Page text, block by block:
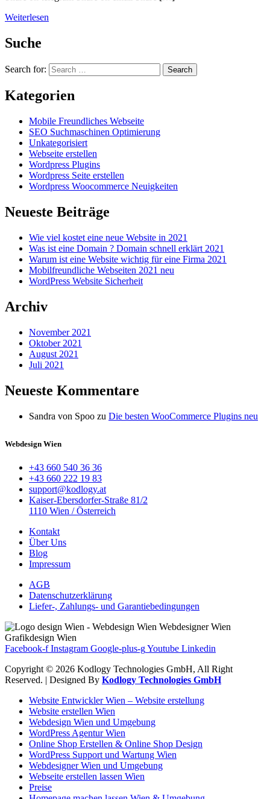
Weiterlesen
Suche
Search for: Search
Kategorien
Mobile Freundliches Webseite
SEO Suchmaschinen Optimierung
Unkategorisiert
Webseite erstellen
Wordpress Plugins
Wordpress Seite erstellen
Wordpress Woocommerce Neuigkeiten
Neueste Beiträge
Wie viel kostet eine neue Website in 2021
Was ist eine Domain ? Domain schnell erklärt 2021
Warum ist eine Website wichtig für eine Firma 2021
Mobilfreundliche Webseiten 2021 neu
WordPress Website Sicherheit
Archiv
November 2021
Oktober 2021
August 2021
Juli 2021
Neueste Kommentare
Sandra von Spoo zu Die besten WooCommerce Plugins neu
Webdesign Wien
+43 660 540 36 36
+43 660 222 19 83
support@kodlogy.at
Kaiser-Ebersdorfer-Straße 81/2
1110 Wien / Österreich
Kontakt
Über Uns
Blog
Impressum
AGB
Datenschutzerklärung
Liefer-, Zahlungs- und Garantiebedingungen
Facebook-f Instagram Google-plus-gYoutube Linkedin
Copyright © 2026 Kodlogy Technologies GmbH, All Right
Reserved. | Designed By Kodlogy Technologies GmbH
Website Entwickler Wien – Website erstellung
Website erstellen Wien
Webdesign Wien und Umgebung
WordPress Agentur Wien
Online Shop Erstellen & Online Shop Design
WordPress Support und Wartung Wien
Webdesigner Wien und Umgebung
Webseite erstellen lassen Wien
Preise